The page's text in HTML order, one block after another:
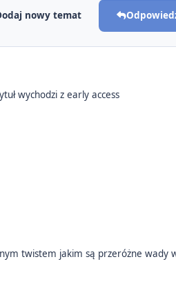
nowy temat
wychodzi z early access
twistem jakim są przeróżne wady